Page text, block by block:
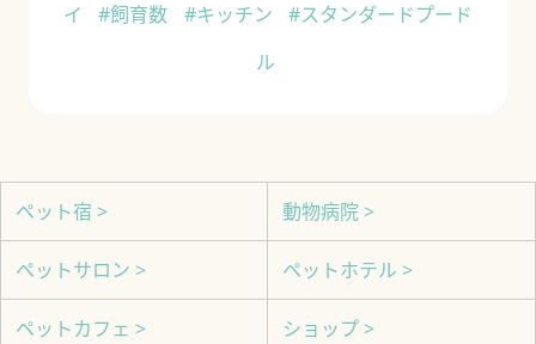
イ
#飼育数 #キッチン
#スタンダードプード
ル
ペット宿 > 動物病院 >
ペットサロン > ペットホテル >
ペットカフェ > ショップ >